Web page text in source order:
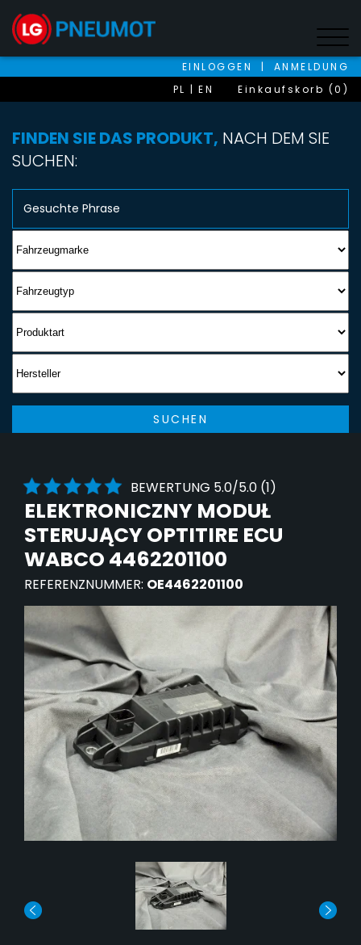
EINLOGGEN |
ANMELDUNG
PL
EN Einkaufskorb (0)
FINDEN SIE DAS PRODUKT, NACH DEM SIE
SUCHEN:
SUCHEN
BEWERTUNG 5.0/5.0 (1)
ELEKTRONICZNY MODUŁ
STERUJĄCY OPTITIRE ECU
WABCO 4462201100
REFERENZNUMMER: OE4462201100